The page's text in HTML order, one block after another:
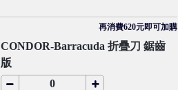
再消費620元即可加購
CONDOR-Barracuda 折疊刀 鋸齒
版